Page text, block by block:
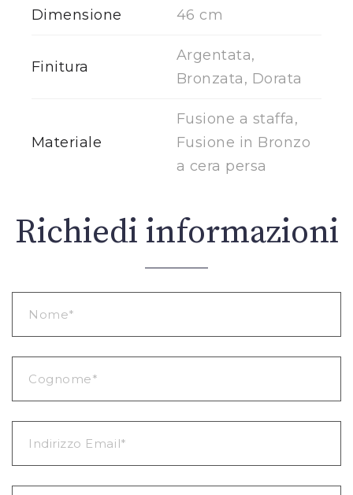
Dimensione 46 cm
Finitura
Argentata,
Bronzata, Dorata
Materiale
Fusione a staffa,
Fusione in Bronzo
a cera persa
Richiedi informazioni